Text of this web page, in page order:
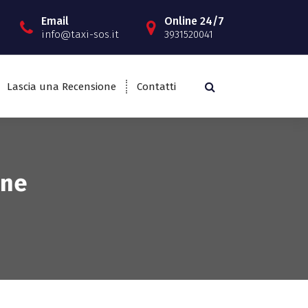
Email
info@taxi-sos.it
Online 24/7
3931520041
Lascia una Recensione Contatti